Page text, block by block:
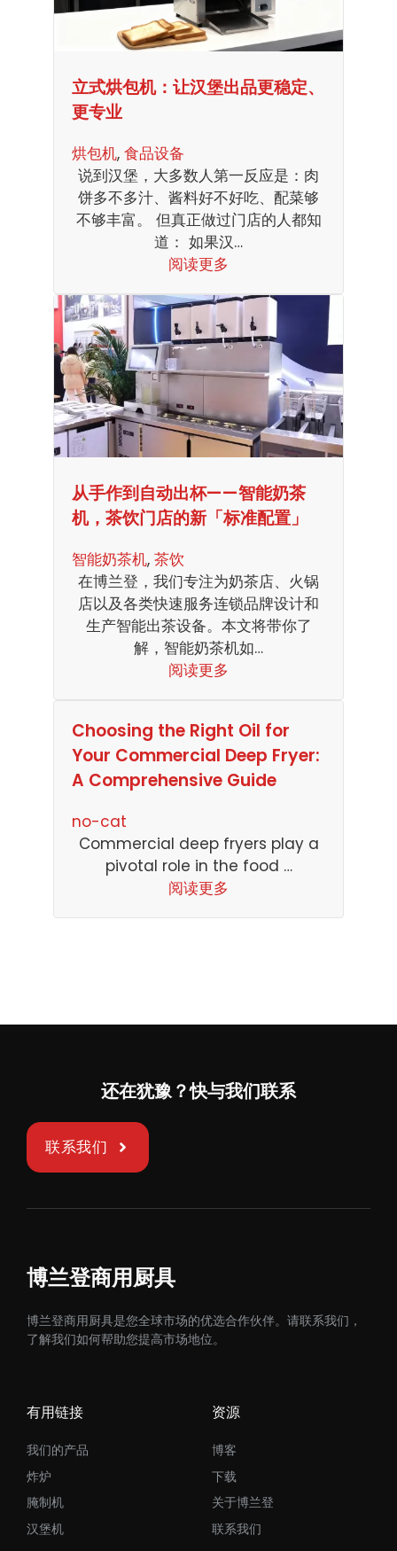
立式烘包机：让汉堡出品更稳定、
更专业
烘包机, 食品设备
说到汉堡，大多数人第一反应是：肉
饼多不多汁、酱料好不好吃、配菜够
不够丰富。 但真正做过门店的人都知
道： 如果汉…
阅读更多
从手作到自动出杯——智能奶茶
机，茶饮门店的新「标准配置」
智能奶茶机, 茶饮
在博兰登，我们专注为奶茶店、火锅
店以及各类快速服务连锁品牌设计和
生产智能出茶设备。本文将带你了
解，智能奶茶机如…
阅读更多
Choosing the Right Oil for
Your Commercial Deep Fryer:
A Comprehensive Guide
no-cat
Commercial deep fryers play a
pivotal role in the food …
阅读更多
还在犹豫？快与我们联系
联系我们
博兰登商用厨具
博兰登商用厨具是您全球市场的优选合作伙伴。请联系我们，
了解我们如何帮助您提高市场地位。
有用链接
我们的产品
炸炉
腌制机
汉堡机
资源
博客
下载
关于博兰登
联系我们